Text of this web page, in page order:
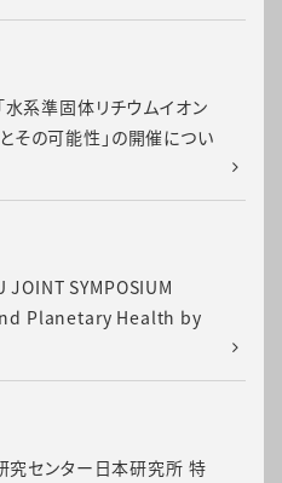
水系準固体リチウムイオン
の可能性」の開催につい
JOINT SYMPOSIUM
Planetary Health by
究センター日本研究所 特